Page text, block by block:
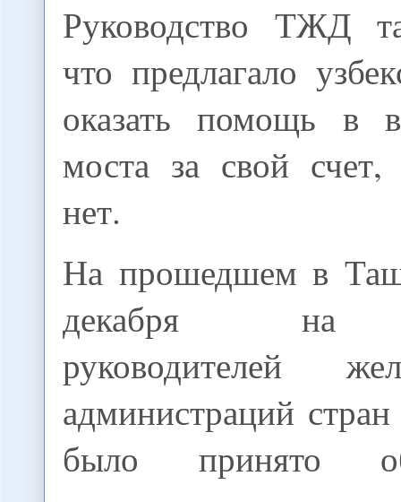
Руководство ТЖД
что предлагало
оказать помощь в
моста за свой счет,
нет.
На прошедшем в
декабря на
руководителей
администраций
было принято